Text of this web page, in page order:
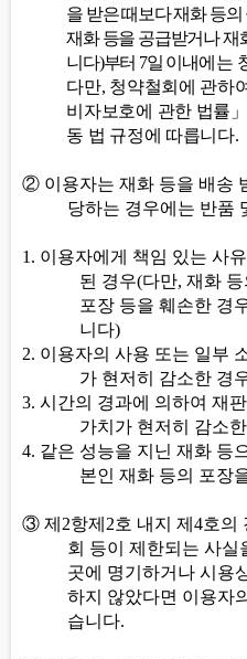
을 받은 때보다 재화 등
재화 등을 공급받거나 재
니다)부터 7일 이내에는
다만, 청약철회에 관하
비자보호에 관한 법률 」
동 법 규정에 따릅니다.
② 이용자는 재화 등을 배송
당하는 경우에는 반품
1. 이용자에게 책임 있는 사
된 경우(다만, 재화
포장 등을 훼손한 경
니다)
2. 이용자의 사용 또는 일부
가 현저히 감소한 경
3. 시간의 경과에 의하여 재
가치가 현저히 감소
4. 같은 성능을 지닌 재화 등
본인 재화 등의 포장
③ 제 2항제 2호 내지 제 4호의
회 등이 제한되는 사실
곳에 명기하거나 시용
하지 않았다면 이용자
습니다.